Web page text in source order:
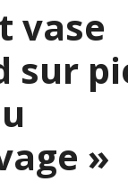
vase
sur
»